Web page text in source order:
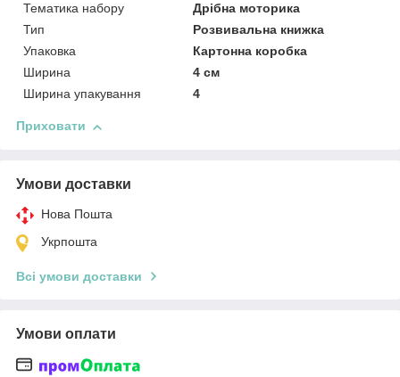
Тематика набору
Дрібна моторика
Тип
Розвивальна книжка
Упаковка
Картонна коробка
Ширина
4 см
Ширина упакування
4
Приховати
Умови доставки
Нова Пошта
Укрпошта
Всі умови доставки
Умови оплати